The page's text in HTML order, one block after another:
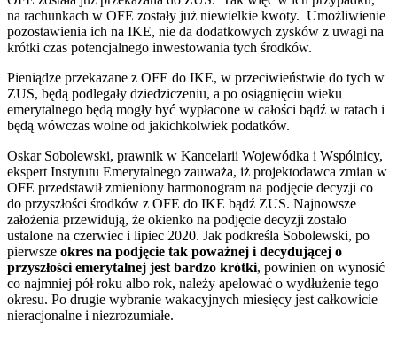
na rachunkach w OFE zostały już niewielkie kwoty. Umożliwienie
pozostawienia ich na IKE, nie da dodatkowych zysków z uwagi na
krótki czas potencjalnego inwestowania tych środków.
Pieniądze przekazane z OFE do IKE, w przeciwieństwie do tych w
ZUS, będą podlegały dziedziczeniu, a po osiągnięciu wieku
emerytalnego będą mogły być wypłacone w całości bądź w ratach i
będą wówczas wolne od jakichkolwiek podatków.
Oskar Sobolewski, prawnik w Kancelarii Wojewódka i Wspólnicy,
ekspert Instytutu Emerytalnego zauważa, iż projektodawca zmian w
OFE przedstawił zmieniony harmonogram na podjęcie decyzji co
do przyszłości środków z OFE do IKE bądź ZUS. Najnowsze
założenia przewidują, że okienko na podjęcie decyzji zostało
ustalone na czerwiec i lipiec 2020. Jak podkreśla Sobolewski, po
pierwsze okres na podjęcie tak poważnej i decydującej o
przyszłości emerytalnej jest bardzo krótki, powinien on wynosić
co najmniej pół roku albo rok, należy apelować o wydłużenie tego
okresu. Po drugie wybranie wakacyjnych miesięcy jest całkowicie
nieracjonalne i niezrozumiałe.